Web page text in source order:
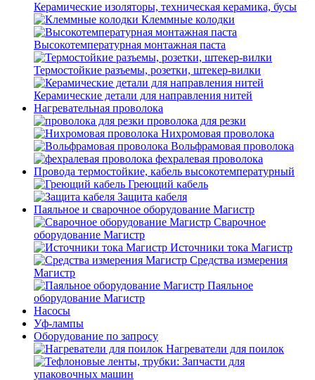
Керамические изоляторы, техническая керамика, бусы
Клеммные колодки
Высокотемпературная монтажная паста
Термостойкие разъемы, розетки, штекер-вилки
Керамические детали для направления нитей
Нагревательная проволока
проволока для резки
Нихромовая проволока
Вольфрамовая проволока
фехралевая проволока
Провода термостойкие, кабель высокотемпературный
Греющий кабель
Защита кабеля
Паяльное и сварочное оборудование Магистр
Сварочное
оборудование Магистр
Источники тока Магистр
Средства измерения
Магистр
Паяльное
оборудование Магистр
Насосы
Уф-лампы
Оборудование по запросу
Нагреватели для поилок